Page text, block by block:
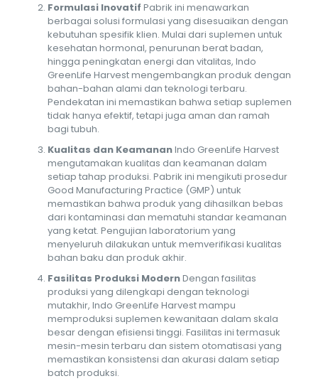
Formulasi Inovatif Pabrik ini menawarkan
berbagai solusi formulasi yang disesuaikan dengan
kebutuhan spesifik klien. Mulai dari suplemen untuk
kesehatan hormonal, penurunan berat badan,
hingga peningkatan energi dan vitalitas, Indo
GreenLife Harvest mengembangkan produk dengan
bahan-bahan alami dan teknologi terbaru.
Pendekatan ini memastikan bahwa setiap suplemen
tidak hanya efektif, tetapi juga aman dan ramah
bagi tubuh.
Kualitas dan KeamananIndo GreenLife Harvest
mengutamakan kualitas dan keamanan dalam
setiap tahap produksi. Pabrik ini mengikuti prosedur
Good Manufacturing Practice (GMP) untuk
memastikan bahwa produk yang dihasilkan bebas
dari kontaminasi dan mematuhi standar keamanan
yang ketat. Pengujian laboratorium yang
menyeluruh dilakukan untuk memverifikasi kualitas
bahan baku dan produk akhir.
Fasilitas Produksi ModernDengan fasilitas
produksi yang dilengkapi dengan teknologi
mutakhir, Indo GreenLife Harvest mampu
memproduksi suplemen kewanitaan dalam skala
besar dengan efisiensi tinggi. Fasilitas ini termasuk
mesin-mesin terbaru dan sistem otomatisasi yang
memastikan konsistensi dan akurasi dalam setiap
batch produksi.